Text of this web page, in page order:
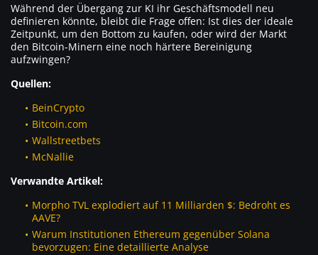
Während der Übergang zur KI ihr Geschäftsmodell neu
definieren könnte, bleibt die Frage offen: Ist dies der ideale
Zeitpunkt, um den Bottom zu kaufen, oder wird der Markt
den Bitcoin-Minern eine noch härtere Bereinigung
aufzwingen?
Quellen:
BeinCrypto
Bitcoin.com
Wallstreetbets
McNallie
Verwandte Artikel:
Morpho TVL explodiert auf 11 Milliarden $: Bedroht es
AAVE?
Warum Institutionen Ethereum gegenüber Solana
bevorzugen: Eine detaillierte Analyse